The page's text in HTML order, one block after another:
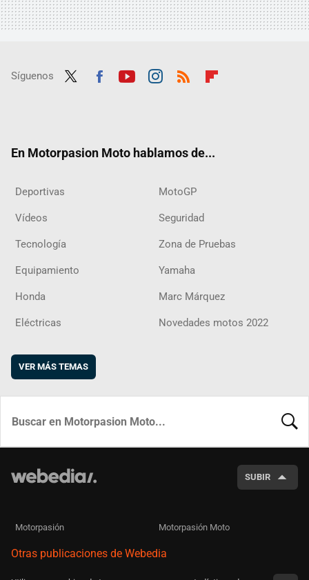
Síguenos
En Motorpasion Moto hablamos de...
Deportivas MotoGP
Vídeos Seguridad
Tecnología Zona de Pruebas
Equipamiento Yamaha
Honda Marc Márquez
Eléctricas Novedades motos 2022
VER MÁS TEMAS
SUBIR
Motorpasión Motorpasión Moto
Otras publicaciones de Webedia